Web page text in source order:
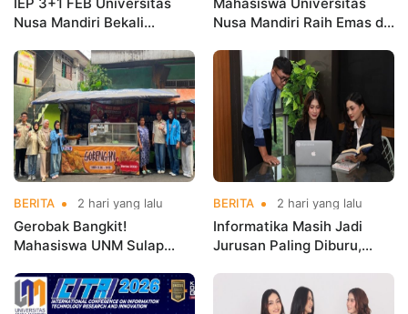
Nusa Mandiri Bekali
Kerja Sebelum Lulus
Nusa Mandiri Raih Emas di
Indonesia Open
Championships 2026
BERITA 2 hari yang lalu
Gerobak Bangkit!
Mahasiswa UNM Sulap
Menarik dan Laris
BERITA 2 hari yang lalu
Informatika Masih Jadi
Jurusan Paling Diburu,
hingga Cyber Security